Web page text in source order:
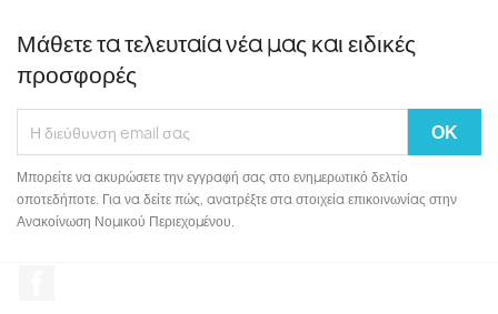
Μάθετε τα τελευταία νέα μας και ειδικές
προσφορές
Μπορείτε να ακυρώσετε την εγγραφή σας στο ενημερωτικό δελτίο
οποτεδήποτε. Για να δείτε πώς, ανατρέξτε στα στοιχεία επικοινωνίας στην
Ανακοίνωση Νομικού Περιεχομένου.